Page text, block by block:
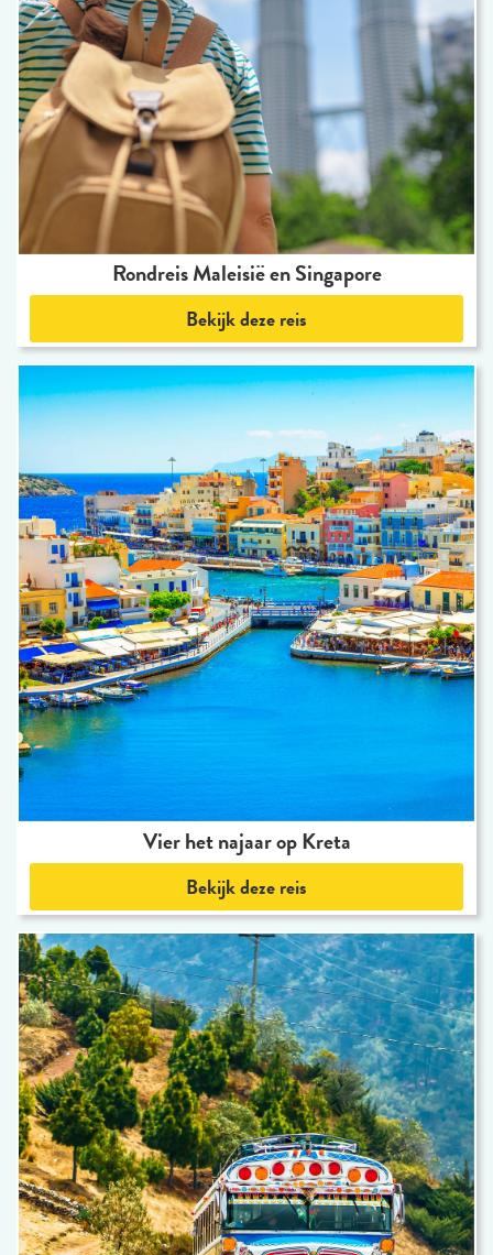
Rondreis Maleisië en Singapore
Bekijk deze reis
Vier het najaar op Kreta
Bekijk deze reis